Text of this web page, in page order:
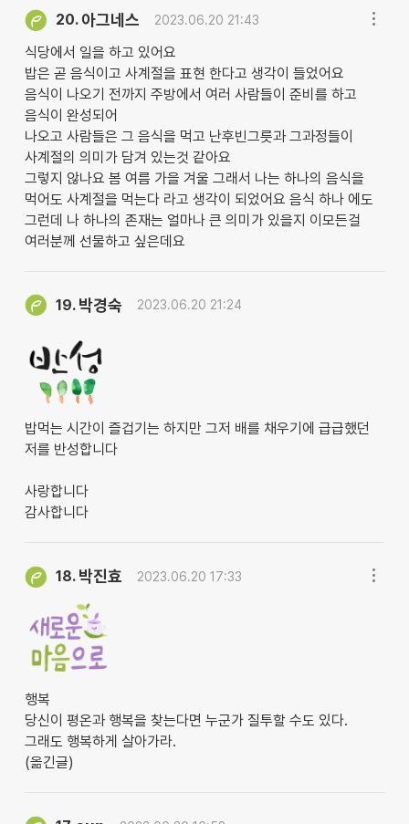
20. 아그네스 2023.06.20 21:43
식당에서 일을 하고 있어요
밥은 곧 음식이고 사계절을 표현 한다고 생각이 들었어요
음식이 나오기 전까지 주방에서 여러 사람들이 준비를 하고
음식이 완성되어
나오고 사람들은 그 음식을 먹고 난후빈그릇과 그과정들이
사계절의 의미가 담겨 있는것 같아요
그렇지 않나요 봄 여름 가을 겨울 그래서 나는 하나의 음식을
먹어도 사계절을 먹는다 라고 생각이 되었어요 음식 하나 에도
그런데 나 하나의 존재는 얼마나 큰 의미가 있을지 이모든걸
여러분께 선물하고 싶은데요
19. 박경숙 2023.06.20 21:24
밥먹는 시간이 즐겁기는 하지만 그저 배를 채우기에 급급했던
저를 반성합니다
사랑합니다
감사합니다
18. 박진효 2023.06.20 17:33
행복
당신이 평온과 행복을 찾는다면 누군가 질투할 수도 있다.
그래도 행복하게 살아가라.
(옮긴글)